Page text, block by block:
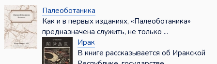
Палеоботаника
Как и в первых изданиях, «Палеоботаника»
предназначена служить, не только ...
Ирак
В книге рассказывается об Иракской